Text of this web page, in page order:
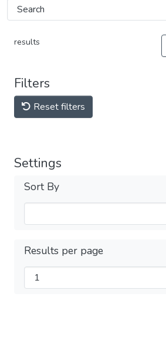
results
Filters
Reset filters
Settings
Sort By
Results per page